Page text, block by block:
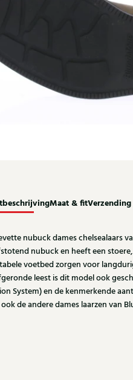
Maat & fit
nubuck dames chelsealaars
nubuck en heeft een
voetbed zorgen voor
leest is dit model ook
System) en de kenmerkende
de andere dames laarzen van